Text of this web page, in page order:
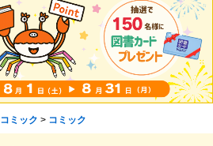
コミック > コミック